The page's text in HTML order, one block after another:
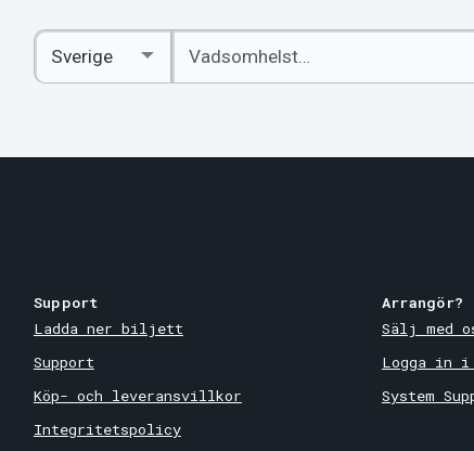
Ange
sökord
Select
Country
Support
Ladda ner biljett
Support
Köp- och leveransvillkor
Integritetspolicy
Arrangör?
Sälj med
Logga in i
System